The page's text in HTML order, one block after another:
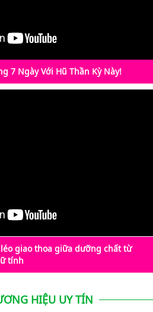
7 Ngày Với Hũ Thần Kỳ Này!
giao thoa giữa dưỡng chất từ
tính
HIỆU UY TÍN